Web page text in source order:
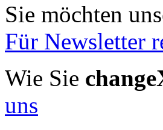
Sie möchten
Für Newsletter
Wie Sie
uns